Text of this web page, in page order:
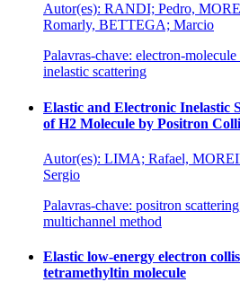
Autor(es): RANDI; Pedro,
Romarly, BETTEGA; Marcio
Palavras-chave: electron-
inelastic scattering
Elastic and Electronic Inelastic
of H2 Molecule by Positron
Autor(es): LIMA; Rafael,
Sergio
Palavras-chave: positron
multichannel method
Elastic low-energy electron
tetramethyltin molecule